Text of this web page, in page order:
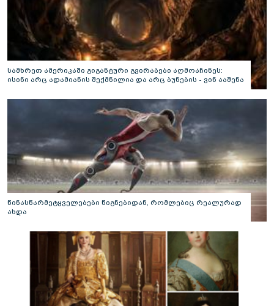
სამხრეთ ამერიკაში გიგანტური გვირაბები აღმოაჩინეს:
ისინი არც ადამიანის შექმნილია და არც ბუნების - ვინ ააშენა
წინასწარმეტყველებები წიგნებიდან, რომლებიც რეალურად
ახდა